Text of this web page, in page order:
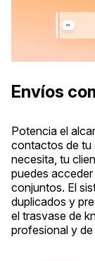
Envíos
Potencia el
contactos de tu
necesita, tu
puedes
conjuntos. El
duplicados y
el trasvase de
profesional y